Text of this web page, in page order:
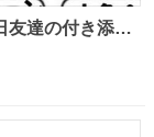
友達の付き添い
んじゅうとい